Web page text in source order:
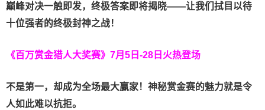
巅峰对决一触即发，终极答案即将揭晓——让我们拭目以待
十位强者的终极封神之战！
《百万赏金猎人大奖赛》 7月5日-28日火热登场
不是第一，却成为全场最大赢家！神秘赏金赛的魅力就是令
人如此难以抗拒。